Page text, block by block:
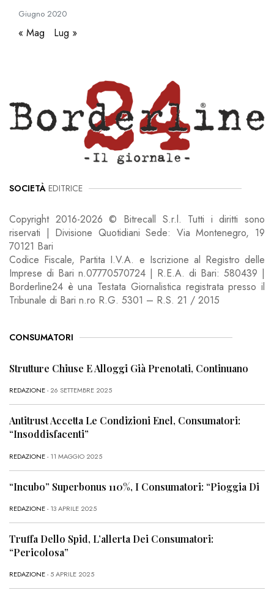
Giugno 2020
« Mag Lug »
SOCIETÀ EDITRICE
Copyright 2016-2026 © Bitrecall S.r.l. Tutti i diritti sono
riservati | Divisione Quotidiani Sede: Via Montenegro, 19
70121 Bari
Codice Fiscale, Partita I.V.A. e Iscrizione al Registro delle
Imprese di Bari n.07770570724 | R.E.A. di Bari: 580439 |
Borderline24 è una Testata Giornalistica registrata presso il
Tribunale di Bari n.ro R.G. 5301 – R.S. 21 / 2015
CONSUMATORI
Strutture Chiuse E Alloggi Già Prenotati, Continuano
REDAZIONE- 26 SETTEMBRE 2025
Antitrust Accetta Le Condizioni Enel, Consumatori:
“Insoddisfacenti”
REDAZIONE- 11 MAGGIO 2025
“Incubo” Superbonus 110%, I Consumatori: “Pioggia Di
REDAZIONE- 13 APRILE 2025
Truffa Dello Spid, L’allerta Dei Consumatori:
“Pericolosa”
REDAZIONE- 5 APRILE 2025